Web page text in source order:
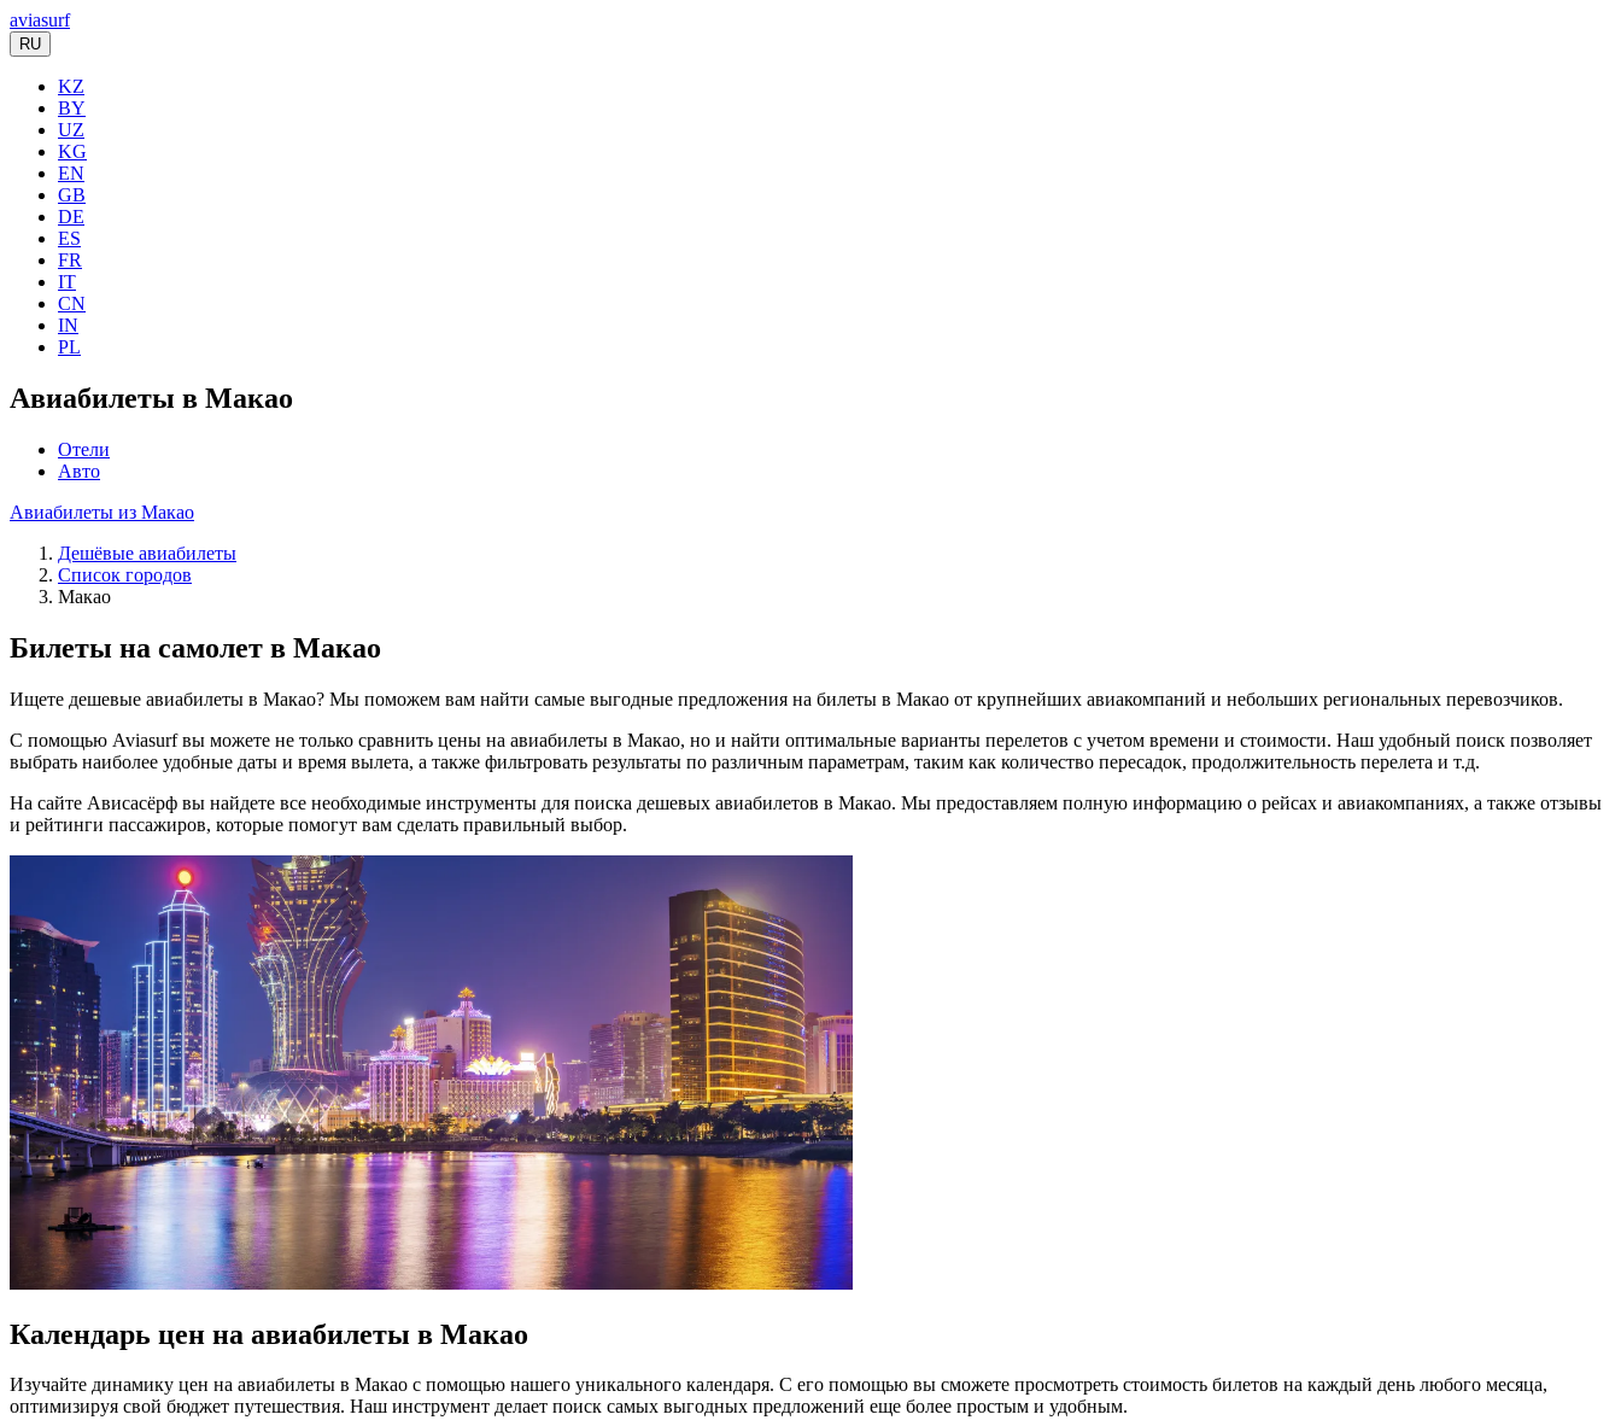
aviasurf
RU
KZ
BY
UZ
KG
EN
GB
DE
ES
FR
IT
CN
IN
PL
Авиабилеты в Макао
Отели
Авто
Авиабилеты из Макао
Дешёвые авиабилеты
Список городов
Макао
Билеты на самолет в Макао
Ищете дешевые авиабилеты в Макао? Мы поможем вам найти самые выгодные предложения на билеты в Макао от крупнейших авиакомпаний и небольших региональных перевозчиков.
С помощью Aviasurf вы можете не только сравнить цены на авиабилеты в Макао, но и найти оптимальные варианты перелетов с учетом времени и стоимости. Наш удобный поиск позволяет
выбрать наиболее удобные даты и время вылета, а также фильтровать результаты по различным параметрам, таким как количество пересадок, продолжительность перелета и т.д.
На сайте Ависасёрф вы найдете все необходимые инструменты для поиска дешевых авиабилетов в Макао. Мы предоставляем полную информацию о рейсах и авиакомпаниях, а также отзывы
и рейтинги пассажиров, которые помогут вам сделать правильный выбор.
Календарь цен на авиабилеты в Макао
Изучайте динамику цен на авиабилеты в Макао с помощью нашего уникального календаря. С его помощью вы сможете просмотреть стоимость билетов на каждый день любого месяца,
оптимизируя свой бюджет путешествия. Наш инструмент делает поиск самых выгодных предложений еще более простым и удобным.